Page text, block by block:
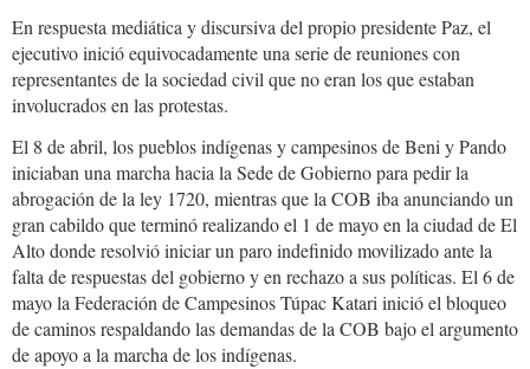
En respuesta mediática y discursiva del propio presidente Paz, el
ejecutivo inició equivocadamente una serie de reuniones con
representantes de la sociedad civil que no eran los que estaban
involucrados en las protestas.
El 8 de abril, los pueblos indígenas y campesinos de Beni y Pando
iniciaban una marcha hacia la Sede de Gobierno para pedir la
abrogación de la ley 1720, mientras que la COB iba anunciando un
gran cabildo que terminó realizando el 1 de mayo en la ciudad de El
Alto donde resolvió iniciar un paro indefinido movilizado ante la
falta de respuestas del gobierno y en rechazo a sus políticas. El 6 de
mayo la Federación de Campesinos Túpac Katari inició el bloqueo
de caminos respaldando las demandas de la COB bajo el argumento
de apoyo a la marcha de los indígenas.